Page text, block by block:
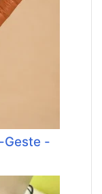
Geste -